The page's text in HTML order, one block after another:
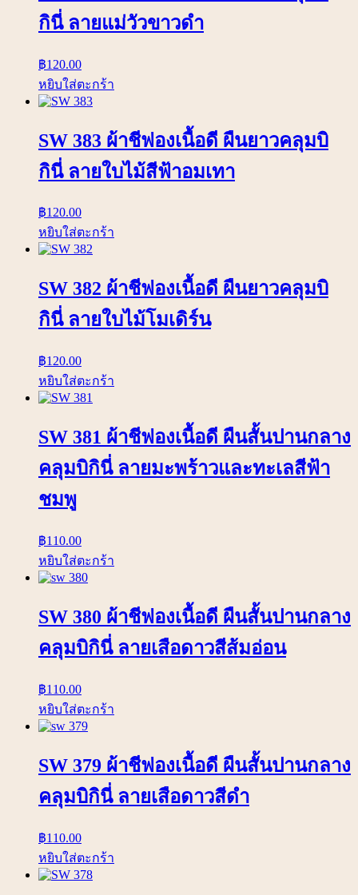
กินี่ ลายแม่วัวขาวดำ
฿120.00
หยิบใส่ตะกร้า
SW 383 ผ้าชีฟองเนื้อดี ผืนยาวคลุมบิ
กินี่ ลายใบไม้สีฟ้าอมเทา
฿120.00
หยิบใส่ตะกร้า
SW 382 ผ้าชีฟองเนื้อดี ผืนยาวคลุมบิ
กินี่ ลายใบไม้โมเดิร์น
฿120.00
หยิบใส่ตะกร้า
SW 381 ผ้าชีฟองเนื้อดี ผืนสั้นปานกลาง
คลุมบิกินี่ ลายมะพร้าวและทะเลสีฟ้า
ชมพู
฿110.00
หยิบใส่ตะกร้า
SW 380 ผ้าชีฟองเนื้อดี ผืนสั้นปานกลาง
คลุมบิกินี่ ลายเสือดาวสีส้มอ่อน
฿110.00
หยิบใส่ตะกร้า
SW 379 ผ้าชีฟองเนื้อดี ผืนสั้นปานกลาง
คลุมบิกินี่ ลายเสือดาวสีดำ
฿110.00
หยิบใส่ตะกร้า